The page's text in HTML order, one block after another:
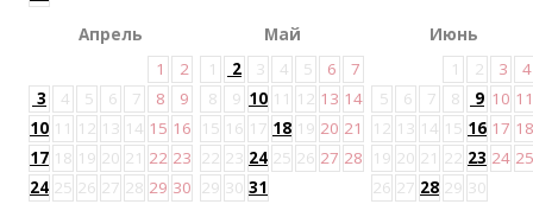
Апрель
1
2
3
4 5 6 7 8
9
10 11 12 13 14 15 16
17 18 19 20 21 22 23
24 25 26 27 28 29 30
Май
1
2 3 4 5 6
7
8
9 10 11 12 13 14
15 16 17 18 19 20 21
22 23 24 25 26 27 28
29 30 31
Июнь
1
2 3
4
5
6 7 8 9 10 11
12 13 14 15 16 17 18
19 20 21 22 23 24 25
26 27 28 29 30